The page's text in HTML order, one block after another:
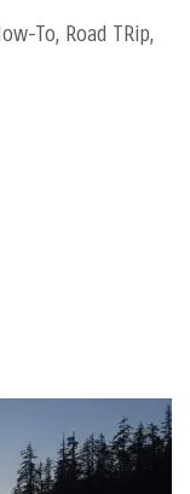
To, Road TRip,